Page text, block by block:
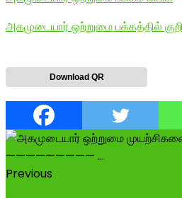
அகமுடையார் ஒற்றுமை பக்கத்தில்
Download QR
Previous